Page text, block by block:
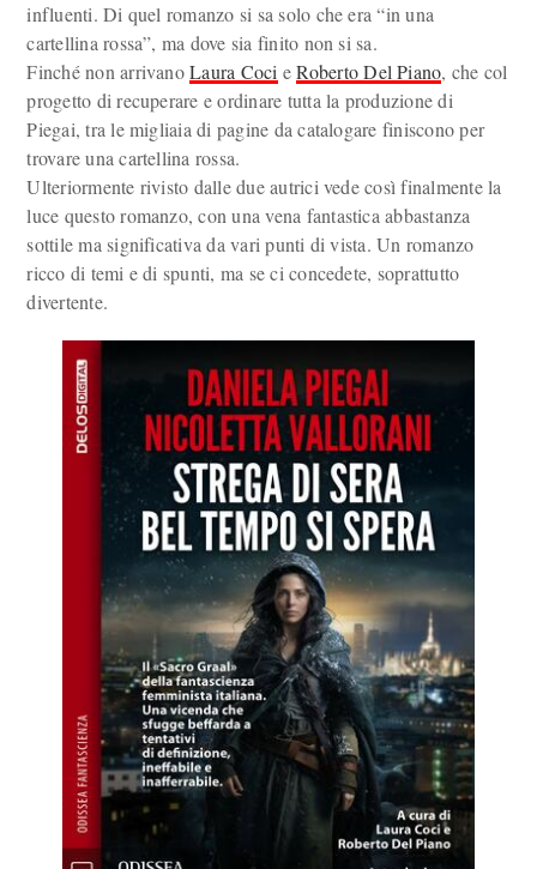
influenti. Di quel romanzo si sa solo che era “in una
cartellina rossa”, ma dove sia finito non si sa.
Finché non arrivanoLaura Coci eRoberto Del Piano, che col
progetto di recuperare e ordinare tutta la produzione di
Piegai, tra le migliaia di pagine da catalogare finiscono per
trovare una cartellina rossa.
Ulteriormente rivisto dalle due autrici vede così finalmente la
luce questo romanzo, con una vena fantastica abbastanza
sottile ma significativa da vari punti di vista. Un romanzo
ricco di temi e di spunti, ma se ci concedete, soprattutto
divertente.